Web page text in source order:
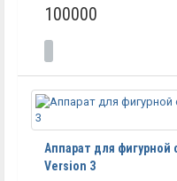
100000
Аппарат для фигурной
Version 3